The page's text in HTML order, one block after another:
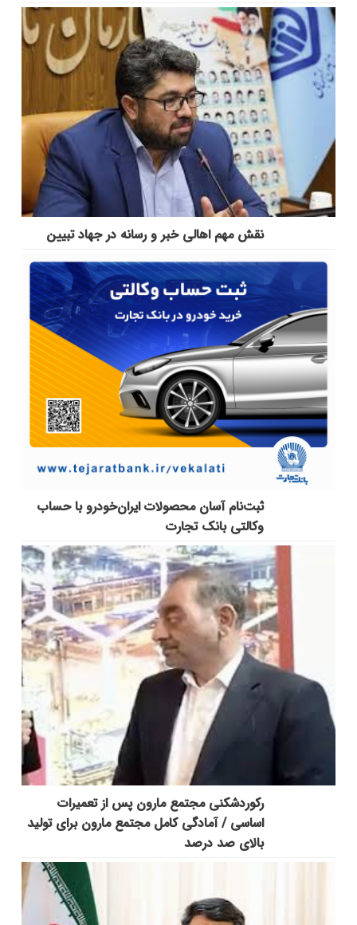
نقش مهم اهالی خبر و رسانه در جهاد تبیین
ثبت‌نام آسان محصولات ایران‌خودرو با حساب
وکالتی بانک تجارت
رکوردشکنی مجتمع مارون پس از تعمیرات
اساسی / آمادگی کامل مجتمع مارون برای تولید
بالای صد درصد